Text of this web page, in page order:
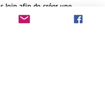
loin afin de créer une
différente et